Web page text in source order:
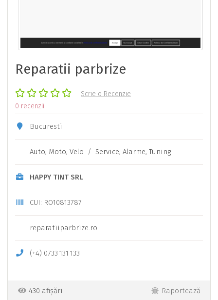
Reparatii parbrize
Scrie o Recenzie
0 recenzii
Bucuresti
Auto, Moto, Velo / Service, Alarme, Tuning
HAPPY TINT SRL
CUI: RO10813787
reparatiiparbrize.ro
(+4) 0733 131 133
430 afișări Raportează